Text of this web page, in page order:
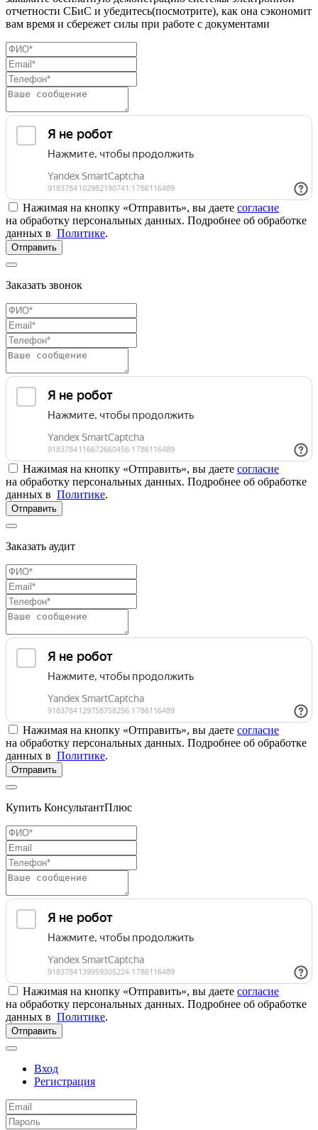
отчетности СБиС и убедитесь(посмотрите), как она сэкономит
вам время и сбережет силы при работе с документами
Нажимая на кнопку «Отправить», вы даете согласие
на обработку персональных данных. Подробнее об обработке
данных в Политике.
Отправить
Заказать звонок
Нажимая на кнопку «Отправить», вы даете согласие
на обработку персональных данных. Подробнее об обработке
данных в Политике.
Отправить
Заказать аудит
Нажимая на кнопку «Отправить», вы даете согласие
на обработку персональных данных. Подробнее об обработке
данных в Политике.
Отправить
Купить КонсультантПлюс
Нажимая на кнопку «Отправить», вы даете согласие
на обработку персональных данных. Подробнее об обработке
данных в Политике.
Отправить
Вход
Регистрация